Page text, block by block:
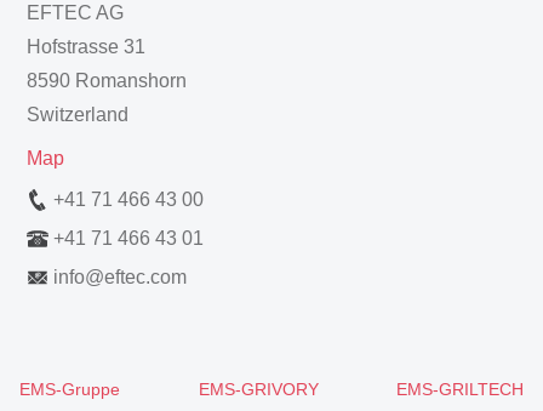
EFTEC AG
Hofstrasse 31
8590 Romanshorn
Switzerland
Map
+41 71 466 43 00
+41 71 466 43 01
info@eftec.com
EMS-Gruppe EMS-GRIVORY EMS-GRILTECH